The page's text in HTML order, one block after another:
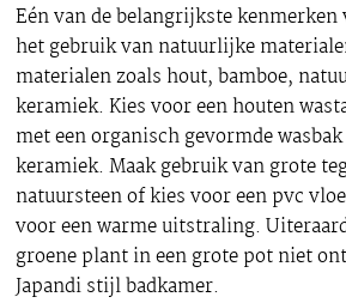
Eén van de belangrijkste
het gebruik van natuurlijke
materialen zoals hout, bamboe,
keramiek. Kies voor een houten
met een organisch gevormde
keramiek. Maak gebruik van grote
natuursteen of kies voor een pvc
voor een warme uitstraling.
groene plant in een grote pot niet
Japandi stijl badkamer.